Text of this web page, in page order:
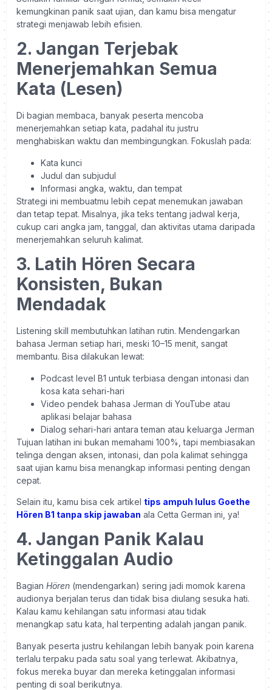
kemungkinan panik saat ujian, dan kamu bisa mengatur
strategi menjawab lebih efisien.
2. Jangan Terjebak
Menerjemahkan Semua
Kata (Lesen)
Di bagian membaca, banyak peserta mencoba
menerjemahkan setiap kata, padahal itu justru
menghabiskan waktu dan membingungkan. Fokuslah pada:
Kata kunci
Judul dan subjudul
Informasi angka, waktu, dan tempat
Strategi ini membuatmu lebih cepat menemukan jawaban
dan tetap tepat. Misalnya, jika teks tentang jadwal kerja,
cukup cari angka jam, tanggal, dan aktivitas utama daripada
menerjemahkan seluruh kalimat.
3. Latih Hören Secara
Konsisten, Bukan
Mendadak
Listening skill membutuhkan latihan rutin. Mendengarkan
bahasa Jerman setiap hari, meski 10–15 menit, sangat
membantu. Bisa dilakukan lewat:
Podcast level B1 untuk terbiasa dengan intonasi dan
kosa kata sehari-hari
Video pendek bahasa Jerman di YouTube atau
aplikasi belajar bahasa
Dialog sehari-hari antara teman atau keluarga Jerman
Tujuan latihan ini bukan memahami 100%, tapi membiasakan
telinga dengan aksen, intonasi, dan pola kalimat sehingga
saat ujian kamu bisa menangkap informasi penting dengan
cepat.
Selain itu, kamu bisa cek artikel tips ampuh lulus Goethe
Hören B1 tanpa skip jawaban ala Cetta German ini, ya!
4. Jangan Panik Kalau
Ketinggalan Audio
Bagian Hören (mendengarkan) sering jadi momok karena
audionya berjalan terus dan tidak bisa diulang sesuka hati.
Kalau kamu kehilangan satu informasi atau tidak
menangkap satu kata, hal terpenting adalah jangan panik.
Banyak peserta justru kehilangan lebih banyak poin karena
terlalu terpaku pada satu soal yang terlewat. Akibatnya,
fokus mereka buyar dan mereka ketinggalan informasi
penting di soal berikutnya.